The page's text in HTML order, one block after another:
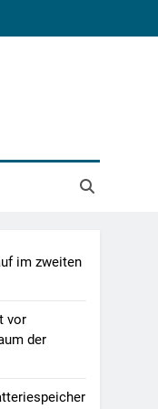
im zweiten
vor
der